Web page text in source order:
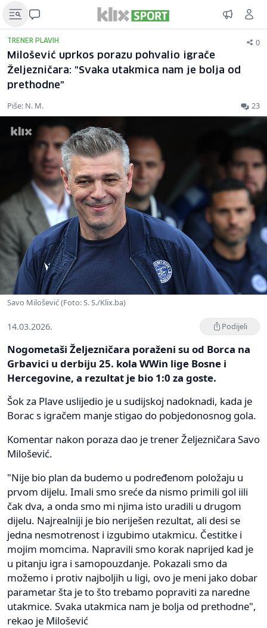
TRENER PLAVIH 0
Milošević uprkos porazu pohvalio igrače
Željezničara: "Svaka utakmica nam je bolja od
prethodne"
Piše: N. M. 23
Savo Milošević (Foto: S. S./Klix.ba)
14.03.2026. Podijeli
Nogometaši Željezničara poraženi su od Borca na
Grbavici u derbiju 25. kola WWin lige Bosne i
Hercegovine, a rezultat je bio 1:0 za goste.
Šok za Plave uslijedio je u sudijskoj nadoknadi, kada je
Borac s igračem manje stigao do pobjedonosnog gola.
Komentar nakon poraza dao je trener Željezničara Savo
Milošević.
"Nije bio plan da budemo u podređenom položaju u
prvom dijelu. Imali smo sreće da nismo primili gol iili
čak dva, a onda smo mi njima isto uradili u drugom
dijelu. Najrealniji je bio neriješen rezultat, ali desi se
jedna nesmotrenost i izgubimo utakmicu. Čestitke i
mojim momcima. Napravili smo korak naprijed kad je
u pitanju igra i samopouzdanje. Pokazali smo da
možemo i protiv najboljih u ligi, ovo je meni jako dobar
parametar šta je to što trebamo popraviti za naredne
utakmice. Svaka utakmica nam je bolja od prethodne",
rekao je Milošević